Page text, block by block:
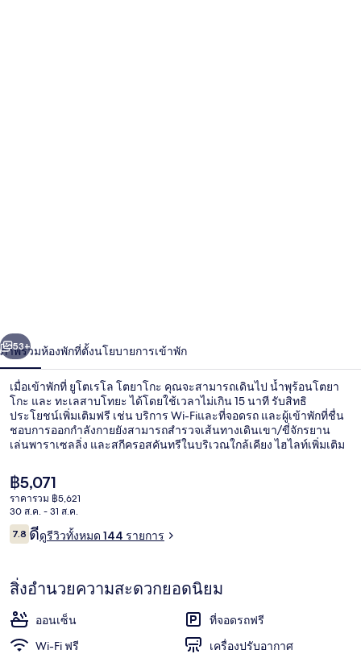
ยา
โกะ
า
ถัดไป
53+
ภาพรวมห้องพักที่ตั้งนโยบายการเข้าพัก
เมื่อเข้าพักที่ ยูโตเรโล โตยาโกะ คุณจะสามารถเดินไป น้ำพุร้อนโตยา
โกะ และ ทะเลสาบโทยะ ได้โดยใช้เวลาไม่เกิน 15 นาที รับสิทธิ
ประโยชน์เพิ่มเติมฟรี เช่น บริการ Wi-Fiและที่จอดรถ และผู้เข้าพักที่ชื่น
ชอบการออกกำลังกายยังสามารถสำรวจเส้นทางเดินเขา/ขี่จักรยาน
เล่นพาราเซลลิ่ง และสกีครอสคันทรีในบริเวณใกล้เคียง ไฮไลท์เพิ่มเติม
ราคา
ปัจจุบัน
฿5,071
฿5,071
ราคารวม ฿5,621
30 ส.ค. - 31 ส.ค.
รีวิว
7.87.8 จาก 10
ดีดูรีวิวทั้งหมด 144 รายการ
สิ่งอำนวยความสะดวกยอดนิยม
ออนเซ็น
ที่จอดรถฟรี
Wi-Fi ฟรี
เครื่องปรับอากาศ